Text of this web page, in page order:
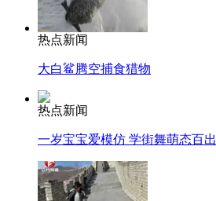
热点新闻
大白鲨腾空捕食猎物
热点新闻
一岁宝宝爱模仿 学街舞萌态百出